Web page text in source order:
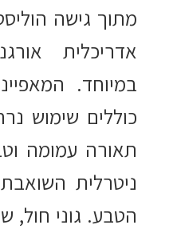
מתוך גישה
אדריכלית
במיוחד.
כוללים שימוש
תאורה עמומה
ניטרלית
הטבע. גוני חול,